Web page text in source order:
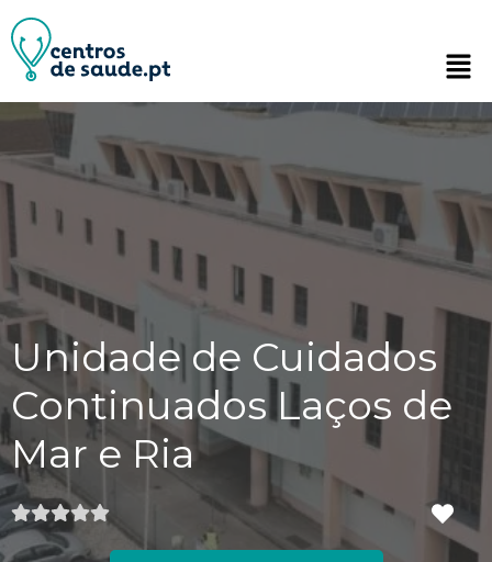
Unidade de Cuidados
Continuados Laços de
Mar e Ria